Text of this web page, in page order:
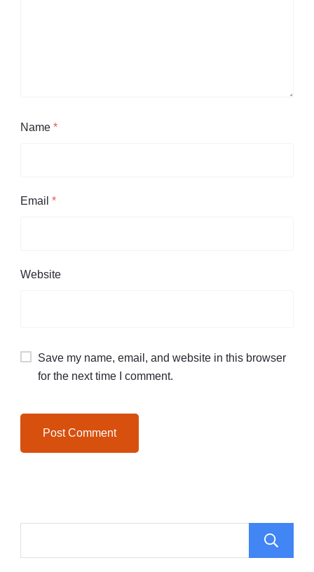
Name *
Email *
Website
Save my name, email, and website in this browser
for the next time I comment.